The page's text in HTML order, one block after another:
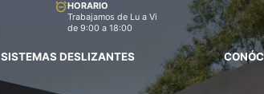
HORARIO
Trabajamos de Lu a Vi
de 9:00 a 18:00
SISTEMAS DESLIZANTES